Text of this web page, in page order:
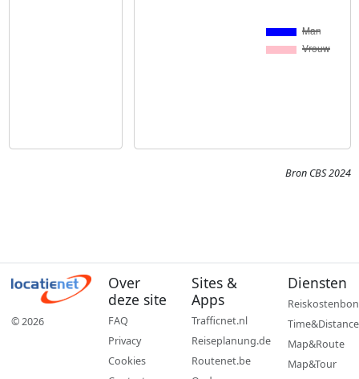
Bron CBS 2024
© 2026
Over
deze site
FAQ
Privacy
Cookies
Sites &
Apps
Trafficnet.nl
Reiseplanung.de
Routenet.be
Diensten
Reiskostenbon
Time&Distance
Map&Route
Map&Tour